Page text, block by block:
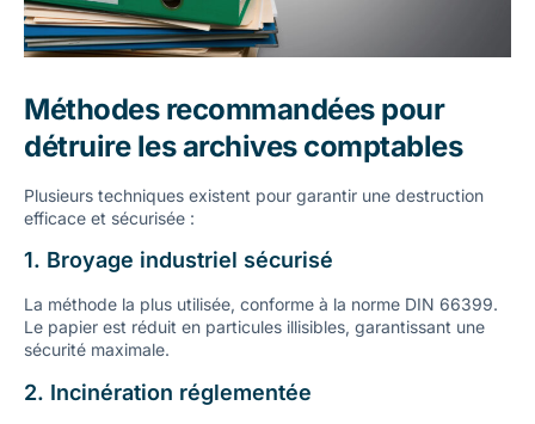
Méthodes recommandées pour
détruire les archives comptables
Plusieurs techniques existent pour garantir une destruction
efficace et sécurisée :
1. Broyage industriel sécurisé
La méthode la plus utilisée, conforme à la norme DIN 66399.
Le papier est réduit en particules illisibles, garantissant une
sécurité maximale.
2. Incinération réglementée